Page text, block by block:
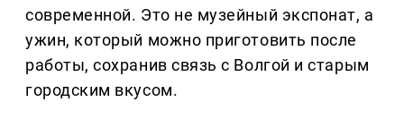
современной. Это не музейный экспонат, а
ужин, который можно приготовить после
работы, сохранив связь с Волгой и старым
городским вкусом.